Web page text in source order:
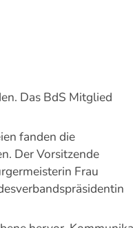
Das BdS Mitglied
fanden die
Der Vorsitzende
Frau